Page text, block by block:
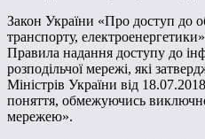
Закон України «Про доступ до
транспорту,
Правила надання доступу до
розподільчої мережі, які
Міністрів України від
поняття, обмежуючись
мережею».